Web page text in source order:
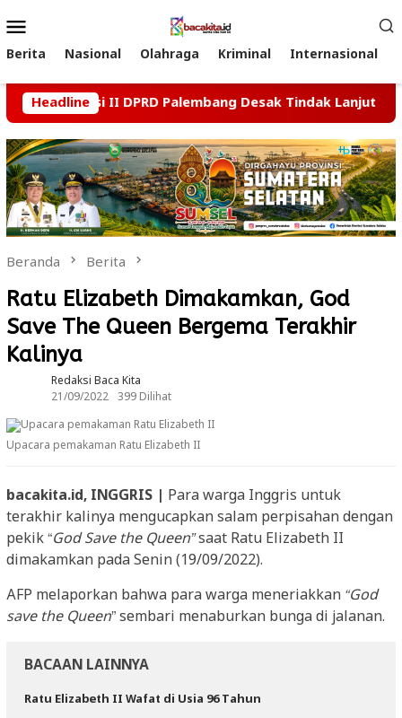
ke
kontenMobile
Berita Nasional Olahraga Kriminal Internasional
Headline
Komisi II DPRD Palembang Desak Tindak Lanjut Kasus
Beranda Berita
Ratu Elizabeth Dimakamkan, God
Save The Queen Bergema Terakhir
Kalinya
Redaksi Baca Kita
21/09/2022
399 Dilihat
Upacara pemakaman Ratu Elizabeth II
bacakita.id, INGGRIS | Para warga Inggris untuk
terakhir kalinya mengucapkan salam perpisahan dengan
pekik “God Save the Queen”saat Ratu Elizabeth II
dimakamkan pada Senin (19/09/2022).
AFP melaporkan bahwa para warga meneriakkan “God
save the Queen” sembari menaburkan bunga di jalanan.
BACAAN LAINNYA
Ratu Elizabeth II Wafat di Usia 96 Tahun